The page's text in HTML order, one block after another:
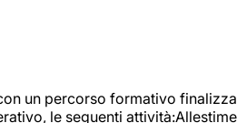
un percorso formativo
le seguenti